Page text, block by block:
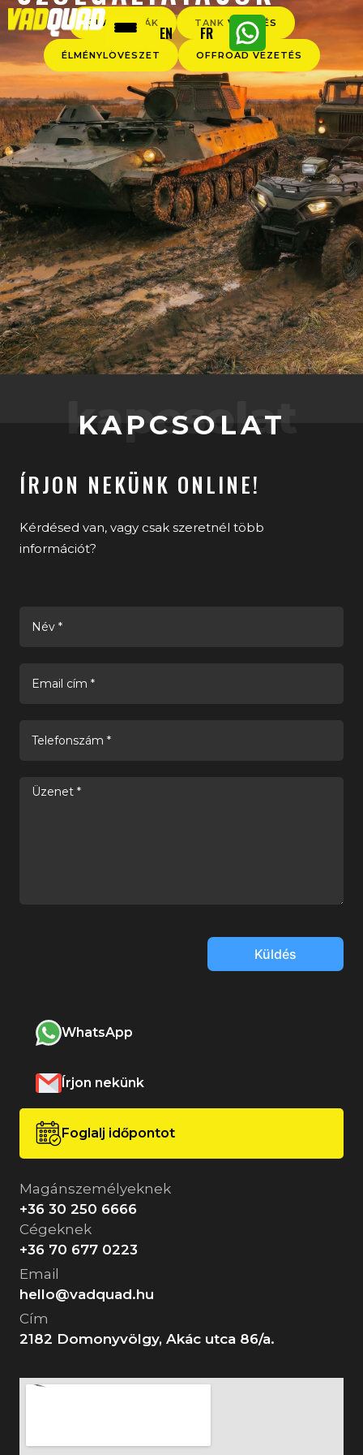
EN FR
QUAD TÚRÁK TANK VEZETÉS
ÉLMÉNYLÖVÉSZET OFFROAD VEZETÉS
KAPCSOLAT
kapcsolat
ÍRJON NEKÜNK ONLINE!
Kérdésed van, vagy csak szeretnél több
információt?
Küldés
WhatsApp
Írjon nekünk
Foglalj időpontot
Magánszemélyeknek
+36 30 250 6666
Cégeknek
+36 70 677 0223
Email
hello@vadquad.hu
Cím
2182 Domonyvölgy, Akác utca 86/a.